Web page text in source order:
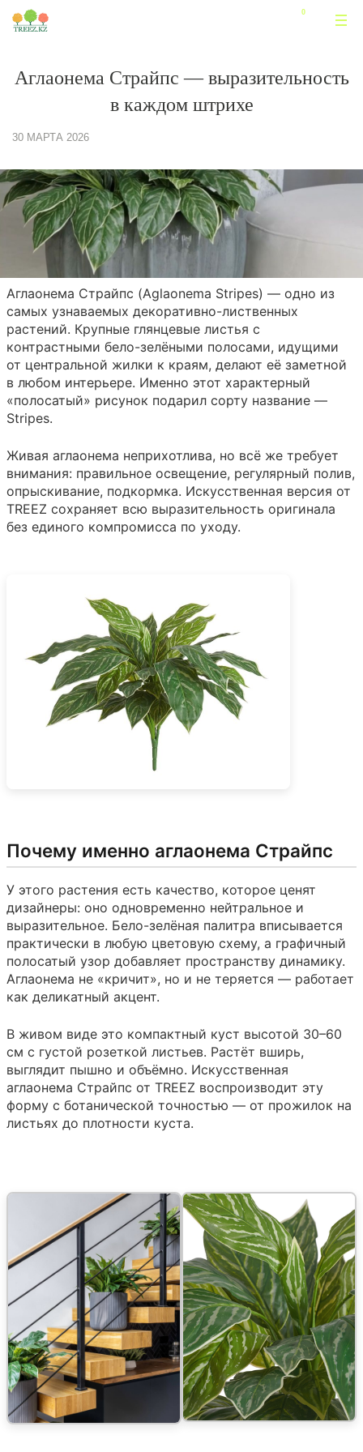
Аглаонема Страйпс — выразительность
в каждом штрихе
30 МАРТА 2026
Аглаонема Страйпс (Aglaonema Stripes) — одно из
самых узнаваемых декоративно-лиственных
растений. Крупные глянцевые листья с
контрастными бело-зелёными полосами, идущими
от центральной жилки к краям, делают её заметной
в любом интерьере. Именно этот характерный
«полосатый» рисунок подарил сорту название —
Stripes.
Живая аглаонема неприхотлива, но всё же требует
внимания: правильное освещение, регулярный полив,
опрыскивание, подкормка. Искусственная версия от
TREEZ сохраняет всю выразительность оригинала
без единого компромисса по уходу.
Почему именно аглаонема Страйпс
У этого растения есть качество, которое ценят
дизайнеры: оно одновременно нейтральное и
выразительное. Бело-зелёная палитра вписывается
практически в любую цветовую схему, а графичный
полосатый узор добавляет пространству динамику.
Аглаонема не «кричит», но и не теряется — работает
как деликатный акцент.
В живом виде это компактный куст высотой 30–60
см с густой розеткой листьев. Растёт вширь,
выглядит пышно и объёмно. Искусственная
аглаонема Страйпс от TREEZ воспроизводит эту
форму с ботанической точностью — от прожилок на
листьях до плотности куста.